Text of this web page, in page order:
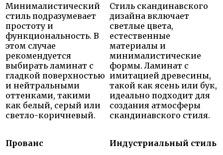
Минималистический
стиль подразумевает
простоту и
функциональность. В
этом случае
рекомендуется
выбирать ламинат с
гладкой поверхностью
и нейтральными
оттенками, такими
как белый, серый или
светло-коричневый.
Стиль скандинавского
дизайна включает
светлые цвета,
естественные
материалы и
минималистические
формы. Ламинат с
имитацией древесины,
такой как ясень или бук,
идеально подходит для
создания атмосферы
скандинавского стиля.
Прованс
Индустриальный стиль